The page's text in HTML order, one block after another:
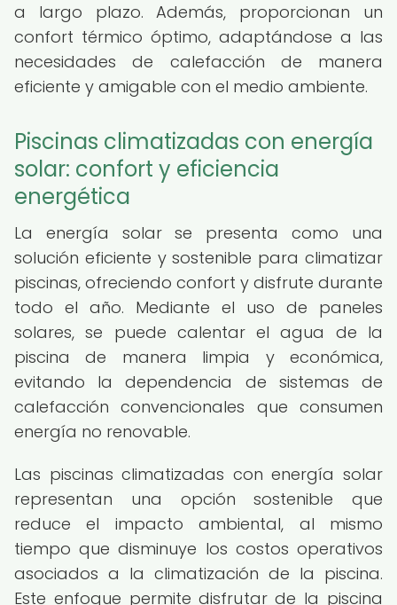
a largo plazo. Además, proporcionan un
confort térmico óptimo, adaptándose a las
necesidades de calefacción de manera
eficiente y amigable con el medio ambiente.
Piscinas climatizadas con energía
solar: confort y eficiencia
energética
La energía solar se presenta como una
solución eficiente y sostenible para climatizar
piscinas, ofreciendo confort y disfrute durante
todo el año. Mediante el uso de paneles
solares, se puede calentar el agua de la
piscina de manera limpia y económica,
evitando la dependencia de sistemas de
calefacción convencionales que consumen
energía no renovable.
Las piscinas climatizadas con energía solar
representan una opción sostenible que
reduce el impacto ambiental, al mismo
tiempo que disminuye los costos operativos
asociados a la climatización de la piscina.
Este enfoque permite disfrutar de la piscina